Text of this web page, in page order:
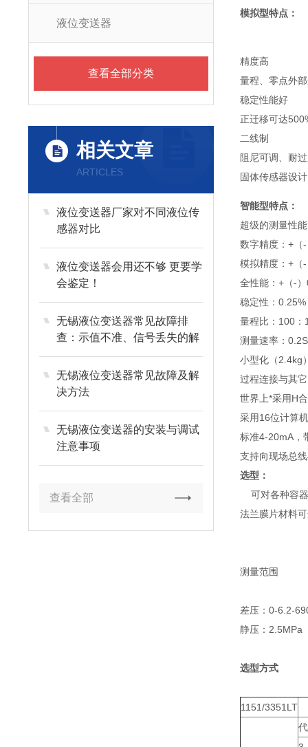
液位变送器
查看全部分类
相关文章
ARTICLES
液位变送器厂家对不同液位传
感器对比
液位变送器会用还不够 更要学
会鉴定！
无锡液位变送器常见故障排
查：示值不准、信号丢失的解
决技巧
无锡液位变送器常见故障及解
决方法
无锡液位变送器的安装与调试
注意事项
查看全部
模拟型特点：
精度高
量程、零点外
稳定性能好
正迁移可达
二线制
阻尼可调、耐
固体传感器设计
智能型特点：
超级的测量性
数字精度：+（
模拟精度：+（
全性能：+（-
稳定性：
量程比：100：
测量速率：0.2S
小型化（2.4kg
过程连接与其
世界上*采用H
采用16位计算
标准4-20mA，
支持向现场总
选型：
可对各种容器
法兰膜片材料
测量范围
差压：0-6.2-
静压：2.5MPa
选型方式
1151/3351LT